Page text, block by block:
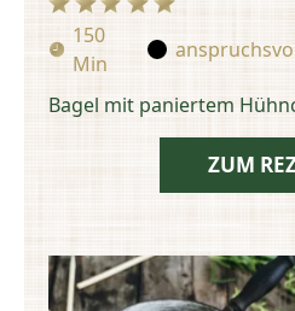
Zubereitungszeit:
150
Min
Schwierigkeit:
Bagel mit paniertem
ZUM